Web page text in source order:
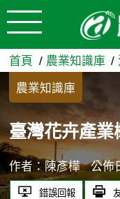
跳到主要內容
臺灣花卉
首頁 農業知識庫
農業知識庫
臺灣花卉產業
作者：陳彥樺 公佈
錯誤回報